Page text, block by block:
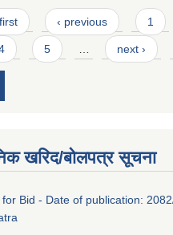
‹ previous 1
5 next ›
खरिद/बोलपत्र सूचना
for Bid - Date of publication: